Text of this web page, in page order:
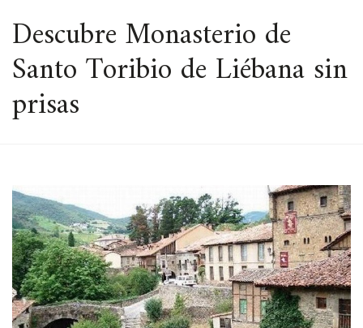
ESPACIO
Descubre Monasterio de
Santo Toribio de Liébana sin
prisas